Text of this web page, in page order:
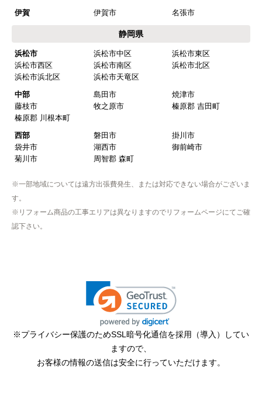
伊賀
伊賀市 名張市
静岡県
浜松市 浜松市中区
浜松市東区
浜松市西区
浜松市南区
浜松市北区
浜松市浜北区
浜松市天竜区
中部
島田市
焼津市
藤枝市
牧之原市
榛原郡 吉田町
榛原郡 川根本町
西部
磐田市
掛川市
袋井市
湖西市
御前崎市
菊川市
周智郡 森町
※一部地域については遠方出張費発生、または対応できない場合がございま
す。
※リフォーム商品の工事エリアは異なりますのでリフォームページにてご確
認下さい。
※プライバシー保護のためSSL暗号化通信を採用（導入）してい
ますので、
お客様の情報の送信は安全に行っていただけます。